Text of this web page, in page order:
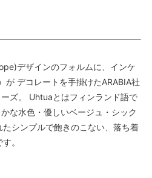
デザインのフォルムに、インケ
が デコレートを手掛けたARABIA社
ズ。 Uhtuaとはフィンランド語で
な水色・優しいベージュ・シック
シンプルで飽きのこない、落ち着
。